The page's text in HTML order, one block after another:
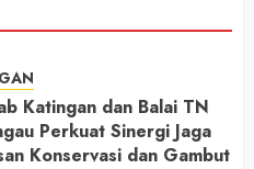
Katingan dan Balai TN
Perkuat Sinergi Jaga
Konservasi dan Gambut